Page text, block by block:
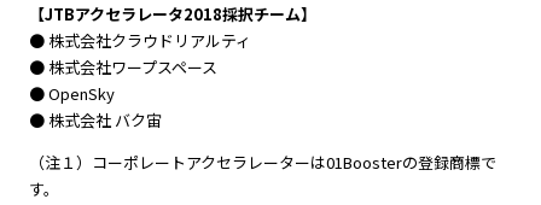
【JTBアクセラレータ2018採択チーム】
● 株式会社クラウドリアルティ
● 株式会社ワープスペース
● OpenSky
● 株式会社 バク宙
（注１）コーポレートアクセラレーターは01Boosterの登録商標で
す。